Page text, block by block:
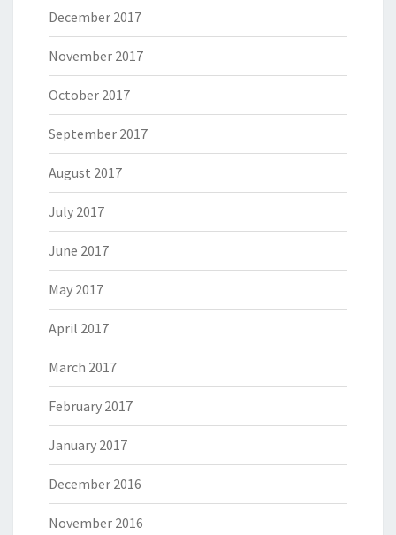
December 2017
November 2017
October 2017
September 2017
August 2017
July 2017
June 2017
May 2017
April 2017
March 2017
February 2017
January 2017
December 2016
November 2016